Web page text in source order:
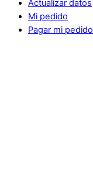
Actualizar datos
Mi pedido
Pagar mi pedido